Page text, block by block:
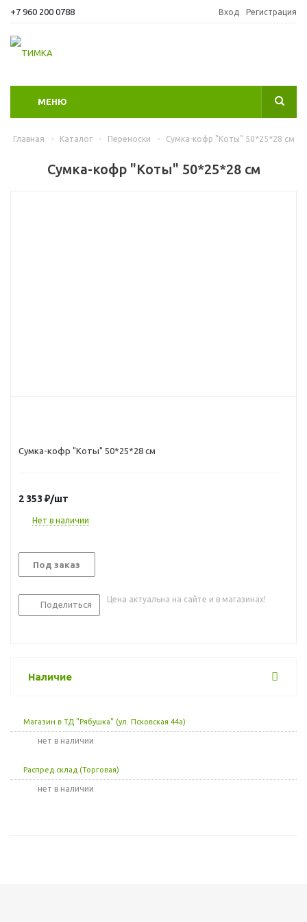
+7 960 200 0788 Вход Регистрация
МЕНЮ
Главная - Каталог - Переноски - Cумка-кофр "Коты" 50*25*28 см
Cумка-кофр "Коты" 50*25*28 см
Cумка-кофр "Коты" 50*25*28 см
2 353 ₽/шт
Нет в наличии
Под заказ
Поделиться
Цена актуальна на сайте и в магазинах!
Наличие
Магазин в ТД "Рябушка" (ул. Псковская 44а)
Нет в наличии
Распред.склад (Торговая)
Нет в наличии